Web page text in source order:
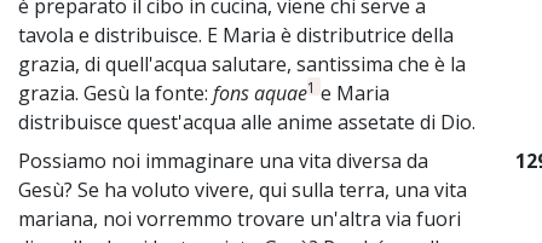
è preparato il cibo in cucina, viene chi serve a
tavola e distribuisce. E Maria è distributrice della
grazia, di quell'acqua salutare, santissima che è la
grazia. Gesù la fonte: fons aquae1 e Maria
distribuisce quest'acqua alle anime assetate di Dio.
Possiamo noi immaginare una vita diversa da
Gesù? Se ha voluto vivere, qui sulla terra, una vita
mariana, noi vorremmo trovare un'altra via fuori